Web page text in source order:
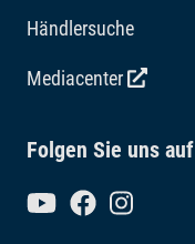
Händlersuche
Mediacenter
Folgen Sie uns auf